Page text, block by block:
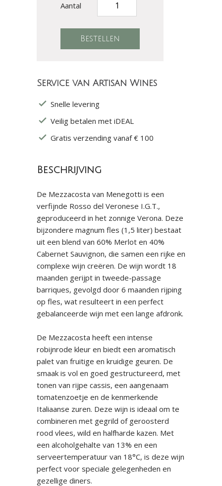
Aantal
Service van Artisan Wines
Snelle levering
Veilig betalen met iDEAL
Gratis verzending vanaf € 100
Beschrijving
De Mezzacosta van Menegotti is een
verfijnde Rosso del Veronese I.G.T.,
geproduceerd in het zonnige Verona. Deze
bijzondere magnum fles (1,5 liter) bestaat
uit een blend van 60% Merlot en 40%
Cabernet Sauvignon, die samen een rijke en
complexe wijn creëren. De wijn wordt 18
maanden gerijpt in tweede-passage
barriques, gevolgd door 6 maanden rijping
op fles, wat resulteert in een perfect
gebalanceerde wijn met een lange afdronk.
De Mezzacosta heeft een intense
robijnrode kleur en biedt een aromatisch
palet van fruitige en kruidige geuren. De
smaak is vol en goed gestructureerd, met
tonen van rijpe cassis, een aangenaam
tomatenzoetje en de kenmerkende
Italiaanse zuren. Deze wijn is ideaal om te
combineren met gegrild of geroosterd
rood vlees, wild en halfharde kazen. Met
een alcoholgehalte van 13% en een
serveertemperatuur van 18°C, is deze wijn
perfect voor speciale gelegenheden en
gezellige diners.